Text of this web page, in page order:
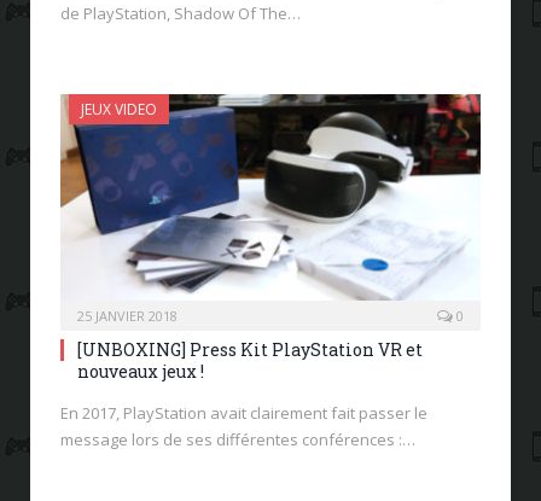
de PlayStation, Shadow Of The…
JEUX VIDEO
25 JANVIER 2018 0
[UNBOXING] Press Kit PlayStation VR et
nouveaux jeux !
En 2017, PlayStation avait clairement fait passer le
message lors de ses différentes conférences :…